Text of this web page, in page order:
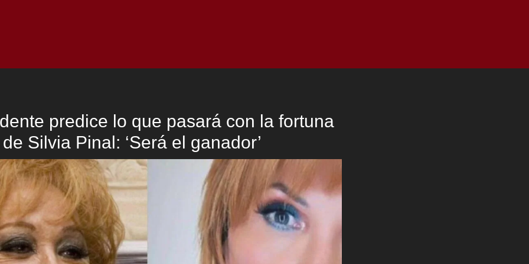
predice lo que pasará con la fortuna
de Silvia Pinal: ‘Será el ganador’